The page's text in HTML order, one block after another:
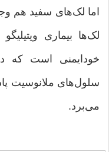
اما لک‌های سفید هم
لک‌ها بیماری
خودایمنی است كه
سلول‌های ملانوسیت
می‌برد.